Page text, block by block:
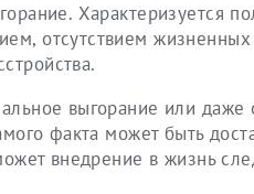
Характеризуется
отсутствием жизненных
выгорание или
факта может быть
внедрение в жизнь